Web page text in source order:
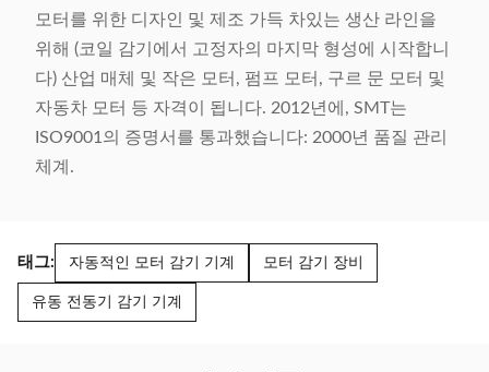
모터를 위한 디자인 및 제조 가득 차있는 생산 라인을
위해 (코일 감기에서 고정자의 마지막 형성에 시작합니
다) 산업 매체 및 작은 모터, 펌프 모터, 구르 문 모터 및
자동차 모터 등 자격이 됩니다. 2012년에, SMT는
ISO9001의 증명서를 통과했습니다: 2000년 품질 관리
체계.
태그: 자동적인 모터 감기 기계 모터 감기 장비
유동 전동기 감기 기계